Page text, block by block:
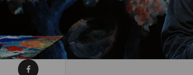
Condividi su Facebook